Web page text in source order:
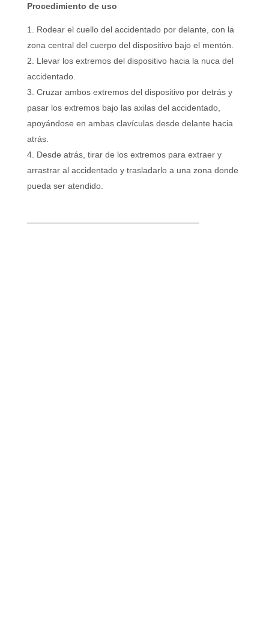
Procedimiento de uso
Rodear el cuello del accidentado por delante, con la
zona central del cuerpo del dispositivo bajo el mentón.
Llevar los extremos del dispositivo hacia la nuca del
accidentado.
Cruzar ambos extremos del dispositivo por detrás y
pasar los extremos bajo las axilas del accidentado,
apoyándose en ambas clavículas desde delante hacia
atrás.
Desde atrás, tirar de los extremos para extraer y
arrastrar al accidentado y trasladarlo a una zona donde
pueda ser atendido.